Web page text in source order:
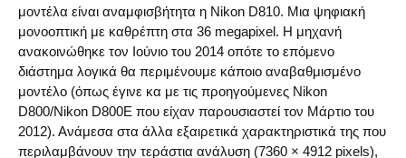
μοντέλα είναι αναμφισβήτητα η Nikon D810. Μια ψηφιακή
μονοοπτική με καθρέπτη στα 36 megapixel. H μηχανή
ανακοινώθηκε τον Ιούνιο του 2014 οπότε το επόμενο
διάστημα λογικά θα περιμένουμε κάποιο αναβαθμισμένο
μοντέλο (όπως έγινε κα με τις προηγούμενες Nikon
D800/Nikon D800Ε που είχαν παρουσιαστεί τον Μάρτιο του
2012). Ανάμεσα στα άλλα εξαιρετικά χαρακτηριστικά της που
περιλαμβάνουν την τεράστια ανάλυση (7360 × 4912 pixels),